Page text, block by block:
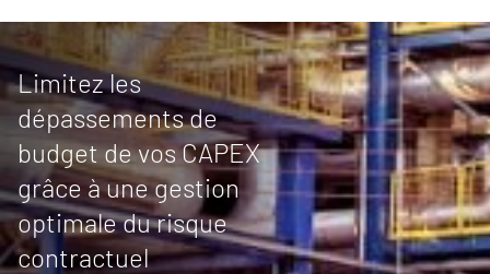
Limitez les
dépassements de
budget de vos CAPEX
grâce à une gestion
optimale du risque
contractuel